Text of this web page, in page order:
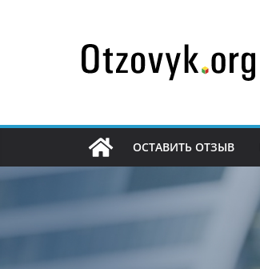
содержимому
ОСТАВИТЬ ОТЗЫВ